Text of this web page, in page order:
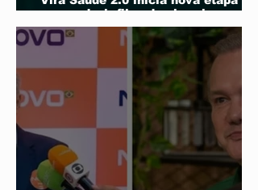
para reduzir filas de cirurgias
eletivas